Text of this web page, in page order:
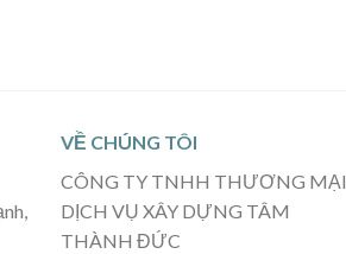
VỀ CHÚNG TÔI
CÔNG TY TNHH THƯƠNG MẠI
DỊCH VỤ XÂY DỰNG TÂM
THÀNH ĐỨC